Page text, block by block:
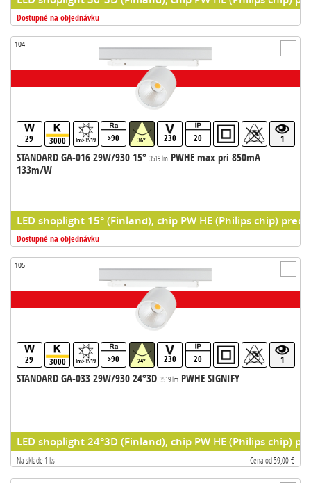
Dostupné na objednávku
104
29 3000 lm>3519 >90 36° 230 20 1
STANDARD GA-016 29W/930 15° 3519 lmPWHE max pri 850mA
133m/W
LED shoplight 15° (Finland), chip PW HE (Philips chip)
Dostupné na objednávku
105
29 3000 lm>3519 >90 24° 230 20 1
STANDARD GA-033 29W/930 24°3D 3519 lmPWHE SIGNIFY
LED shoplight 24°3D (Finland), chip PW HE (Philips chip)
Na sklade 1 ks Cena od 59,00 €